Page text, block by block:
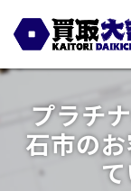
プラチ
石市の